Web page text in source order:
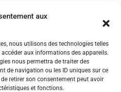
aux
nous utilisons des technologies telles
aux informations des appareils.
nous permettra de traiter des
de navigation ou les ID uniques sur ce
retirer son consentement peut avoir
et fonctions.
d’initiative que vous souhaitez
à travailler en autonomie
connaissances